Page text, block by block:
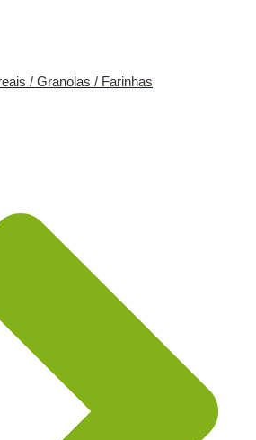
/ Granolas / Farinhas